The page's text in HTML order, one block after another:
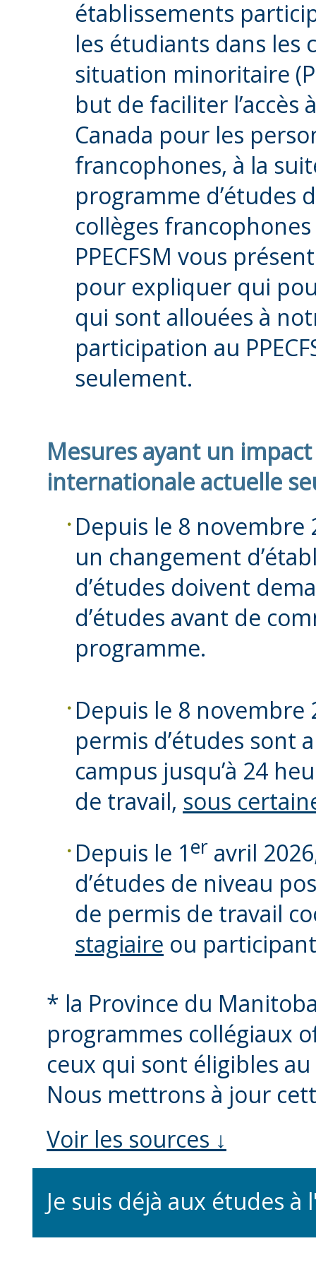
établissements
les étudiants dans les
situation minoritaire
but de faciliter
Canada pour les
francophones, à la
programme d’études
collèges
PPECFSM vous
pour expliquer qui
qui sont allouées à
participation au
seulement.
Mesures ayant un
internationale actuelle
Depuis le 8
un changement
d’études doivent
d’études avant de
programme.
Depuis le 8 novembre
permis d’études sont
campus jusqu’à 24
de travail, sous
Depuis le 1er avril
d’études de niveau
de permis de travail
stagiaire ou
* la Province du
programmes collégiaux
ceux qui sont éligibles
Nous mettrons à jour
Voir les sources ↓
Je suis déjà aux études